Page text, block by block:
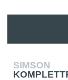
SIMSON